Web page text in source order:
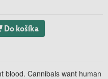
Do košíka
blood. Cannibals want human